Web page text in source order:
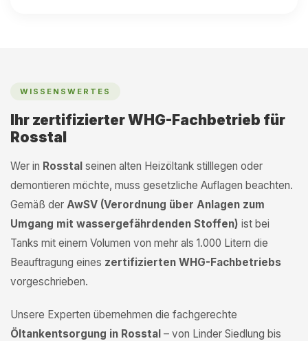
WISSENSWERTES
Ihr zertifizierter WHG-Fachbetrieb für
Rosstal
Wer in Rosstal seinen alten Heizöltank stilllegen oder
demontieren möchte, muss gesetzliche Auflagen beachten.
Gemäß der AwSV (Verordnung über Anlagen zum
Umgang mit wassergefährdenden Stoffen) ist bei
Tanks mit einem Volumen von mehr als 1.000 Litern die
Beauftragung eines zertifizierten WHG-Fachbetriebs
vorgeschrieben.
Unsere Experten übernehmen die fachgerechte
Öltankentsorgung in Rosstal – von Linder Siedlung bis